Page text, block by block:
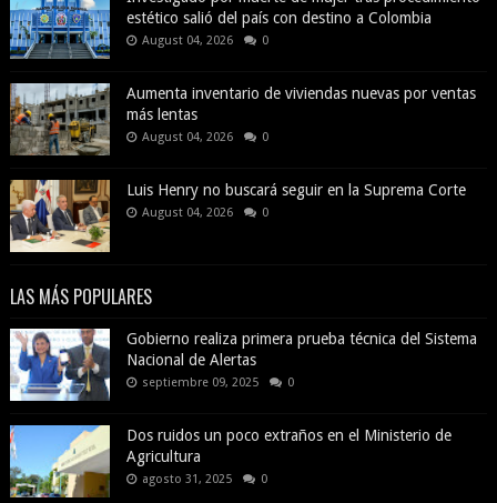
estético salió del país con destino a Colombia
August 04, 2026 0
Aumenta inventario de viviendas nuevas por ventas
más lentas
August 04, 2026 0
Luis Henry no buscará seguir en la Suprema Corte
August 04, 2026 0
LAS MÁS POPULARES
Gobierno realiza primera prueba técnica del Sistema
Nacional de Alertas
septiembre 09, 2025 0
Dos ruidos un poco extraños en el Ministerio de
Agricultura
agosto 31, 2025 0